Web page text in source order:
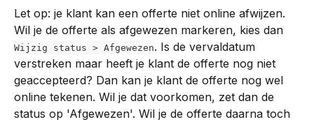
Let op: je klant kan een offerte niet online afwijzen.
Wil je de offerte als afgewezen markeren, kies dan
Wijzig status > Afgewezen. Is de vervaldatum
verstreken maar heeft je klant de offerte nog niet
geaccepteerd? Dan kan je klant de offerte nog wel
online tekenen. Wil je dat voorkomen, zet dan de
status op 'Afgewezen'. Wil je de offerte daarna toch